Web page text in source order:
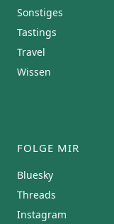
Sonstiges
Tastings
Travel
Wissen
FOLGE MIR
Bluesky
Threads
Instagram